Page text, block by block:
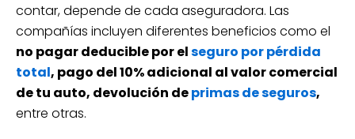
contar, depende de cada aseguradora. Las
compañías incluyen diferentes beneficios como el
no pagar deducible por elseguro por pérdida
total, pago del 10% adicional al valor comercial
de tu auto, devolución deprimas de seguros,
entre otras.